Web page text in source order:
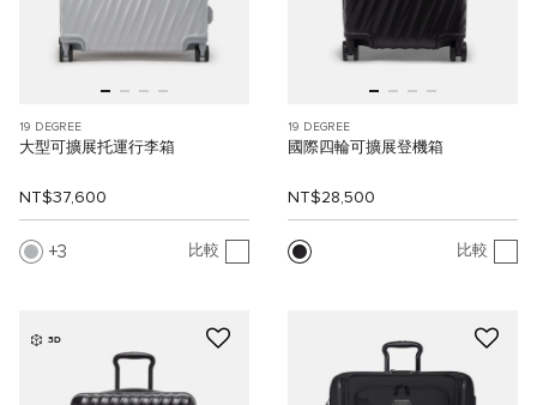
19 DEGREE
大型可擴展托運行李箱
NT$37,600
3 比較
19 DEGREE
國際四輪可擴展登機箱
NT$28,500
比較
3D